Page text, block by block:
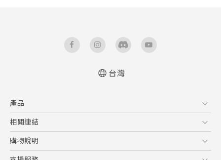
台灣
產品
5G
智慧型手機
配件
相關連結
HTC Research
購物說明
購物須知